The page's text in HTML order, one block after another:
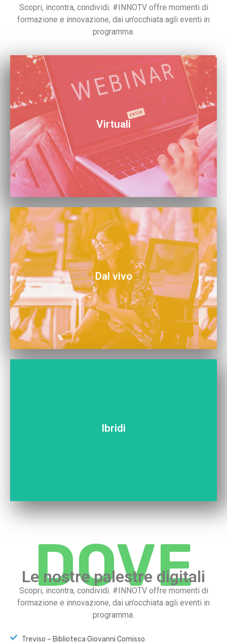
Scopri, incontra, condividi. #INNOTV offre momenti di
formazione e innovazione, dai un’occhiata agli eventi in
programma.
Virtuali
Scopri i nostri eventi da remoto. Partecipa ovunque tu
Dal vivo
02.
Scopri tutti i nostri eventi in presenza. Vieni a trovarci!
Ibridi
DOVE
Le nostre palestre digitali
Scopri, incontra, condividi. #INNOTV offre momenti di
formazione e innovazione, dai un’occhiata agli eventi in
programma.
Treviso – Biblioteca Giovanni Comisso